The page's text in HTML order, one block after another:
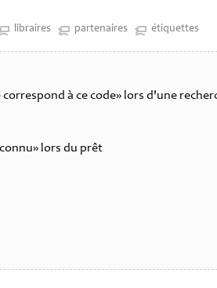
libraires partenaires étiquettes
à ce code lors d'une
lors du prêt